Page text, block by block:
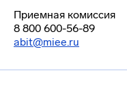
Приемная комиссия
8 800 600-56-89
abit@miee.ru